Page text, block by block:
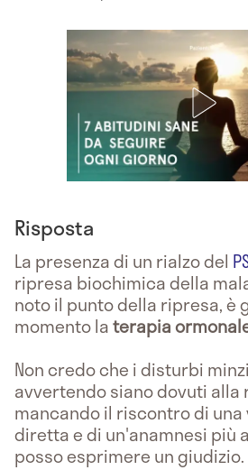
Risposta
La presenza di un rialzo del
ripresa biochimica della
noto il punto della ripresa, è
momento laterapia
Non credo che i disturbi
avvertendo siano dovuti alla
mancando il riscontro di una
diretta e di un'anamnesi più
posso esprimere un giudizio.